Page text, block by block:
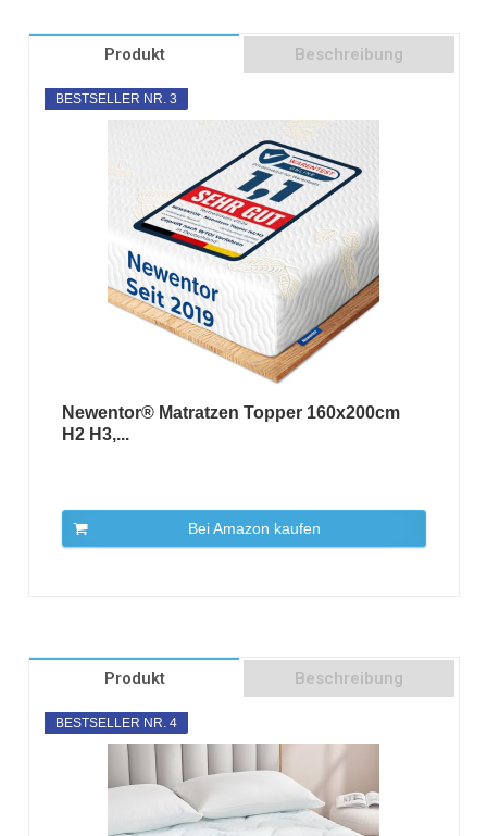
Produkt Beschreibung
BESTSELLER NR. 3
Newentor® Matratzen Topper 160x200cm
H2 H3,...
Bei Amazon kaufen
Produkt Beschreibung
BESTSELLER NR. 4